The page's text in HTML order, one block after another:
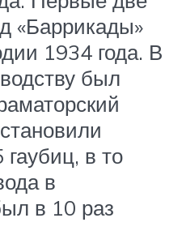
«Баррикады»
1934 года. В
был
в то
в
в 10 раз